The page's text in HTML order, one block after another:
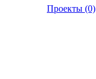
Проекты (0)